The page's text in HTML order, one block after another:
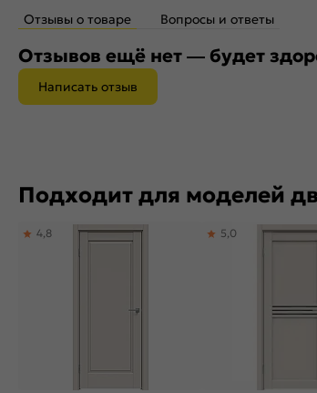
Отзывы о товаре Вопросы и ответы
Отзывов ещё нет — будет
Написать отзыв
Подходит для моделей
4,8 5,0